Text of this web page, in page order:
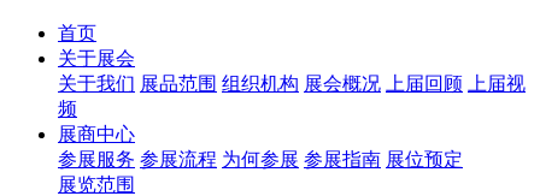
首页
关于展会
关于我们 展品范围 组织机构 展会概况 上届回顾
上届视
频
展商中心
参展服务 参展流程 为何参展 参展指南 展位预定
展览范围